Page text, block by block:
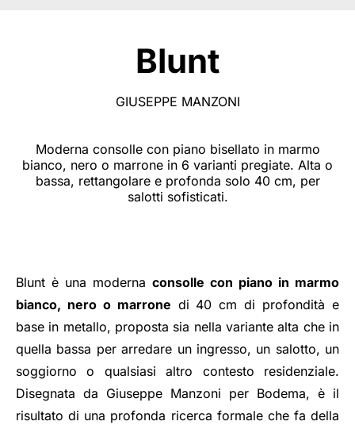
Blunt
GIUSEPPE MANZONI
Moderna consolle con piano bisellato in marmo
bianco, nero o marrone in 6 varianti pregiate. Alta o
bassa, rettangolare e profonda solo 40 cm, per
salotti sofisticati.
Blunt è una moderna consolle con piano in marmo
bianco, nero o marrone di 40 cm di profondità e
base in metallo, proposta sia nella variante alta che in
quella bassa per arredare un ingresso, un salotto, un
soggiorno o qualsiasi altro contesto residenziale.
Disegnata da Giuseppe Manzoni per Bodema, è il
risultato di una profonda ricerca formale che fa della